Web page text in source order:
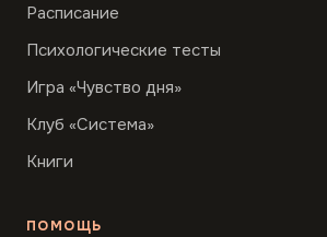
Расписание
Психологические тесты
Игра «Чувство дня»
Клуб «Система»
Книги
ПОМОЩЬ